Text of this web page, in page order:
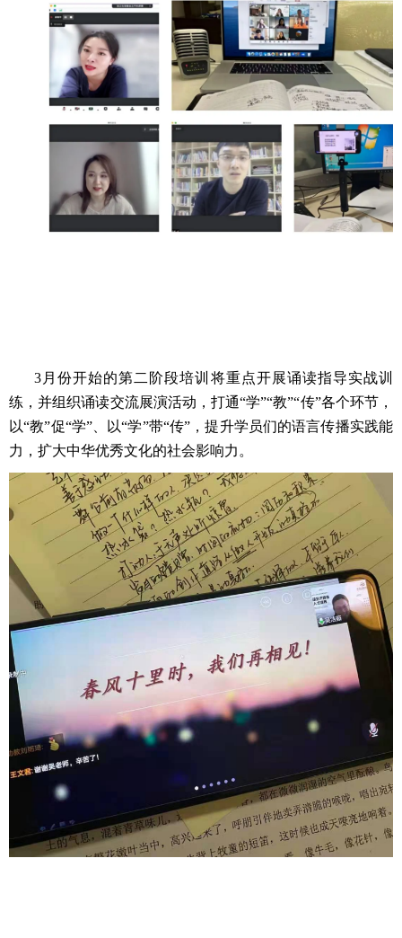
3 月份开始的第二阶段培训将重点开展诵读指导实战训
练，并组织诵读交流展演活动，打通“学”“教”“传”各个环节，
以“教”促“学”、以“学”带“传”，提升学员们的语言传播实践能
力，扩大中华优秀文化的社会影响力。